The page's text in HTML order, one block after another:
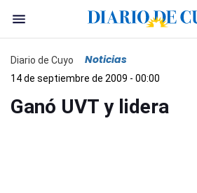
Diario de Cuyo Noticias
14 de septiembre de 2009 - 00:00
Ganó UVT y lidera